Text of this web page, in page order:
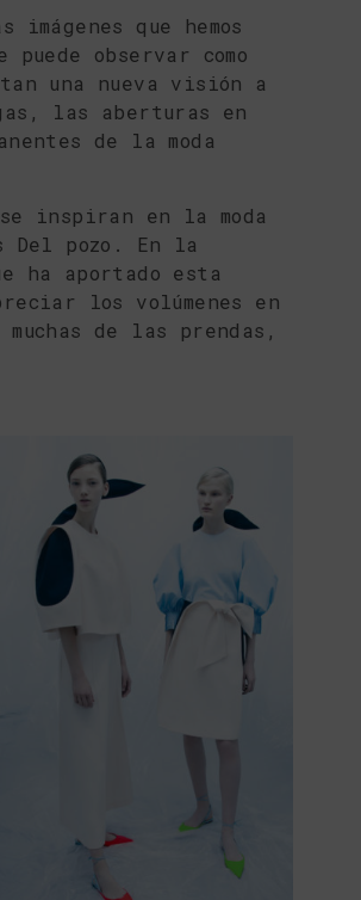
que hemos
observar como
una nueva visión a
las aberturas en
de la moda
se inspiran en la moda
Del pozo. En la
ha aportado esta
los volúmenes en
de las prendas,